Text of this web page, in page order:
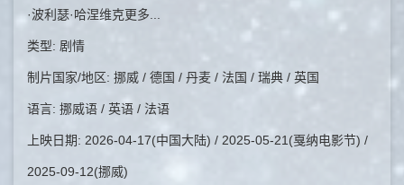
·波利瑟·哈涅维克更多...
类型: 剧情
制片国家/地区: 挪威 / 德国 / 丹麦 / 法国 / 瑞典 / 英国
语言: 挪威语 / 英语 / 法语
上映日期: 2026-04-17(中国大陆) / 2025-05-21(戛纳电影节) /
2025-09-12(挪威)